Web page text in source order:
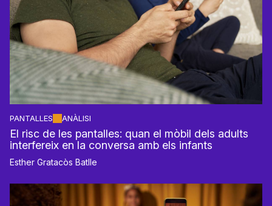
PANTALLES ANÀLISI
El risc de les pantalles: quan el mòbil dels adults
interfereix en la conversa amb els infants
Esther Gratacòs Batlle